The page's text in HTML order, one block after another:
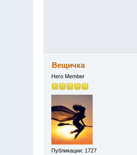
Вещичка
Hero Member
Публикации: 1727